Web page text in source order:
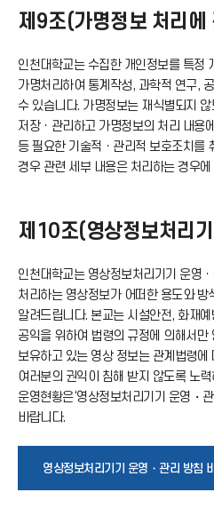
제9조(가명정보 처리에
인천대학교는 수집한 개인정보를 특정
가명처리하여 통계작성, 과학적 연구,
수 있습니다. 가명정보는 재식별되지
저장ㆍ관리하고 가명정보의 처리 내용
등 필요한 기술적ㆍ관리적 보호조치를
경우 관련 세부 내용은 처리하는 경우
제10조(영상정보처리
인천대학교는 영상정보처리기기 운영
처리하는 영상정보가 어떠한 용도와 방
알려드립니다. 본교는 시설안전, 화재
공익을 위하여 법령의 규정에 의해서만
보유하고 있는 영상 정보는 관계법령
여러분의 권익이 침해 받지 않도록 노
운영현황은‘영상정보처리기기 운영・
바랍니다.
영상정보처리기기 운영・관리 방침